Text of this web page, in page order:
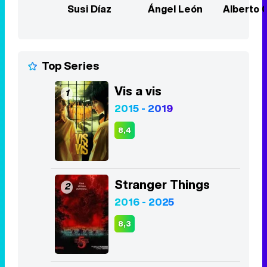
Susi Díaz Ángel León Alberto
Top Series
1 Vis a vis
2015 - 2019
8,4
2 Stranger Things
2016 - 2025
8,3